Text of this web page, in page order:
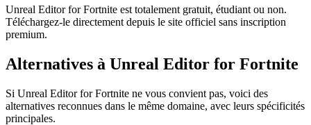
Unreal Editor for Fortnite est totalement gratuit, étudiant ou non.
Téléchargez-le directement depuis le site officiel sans inscription
premium.
Alternatives à Unreal Editor for Fortnite
Si Unreal Editor for Fortnite ne vous convient pas, voici des
alternatives reconnues dans le même domaine, avec leurs spécificités
principales.